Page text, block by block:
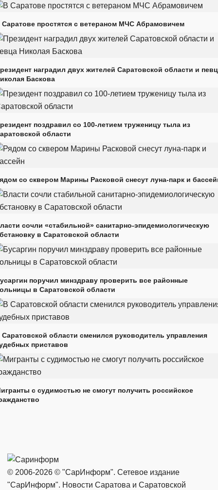
Саратове простятся с ветераном МЧС Абрамовичем
наградил двух жителей Саратовской области и
Баскова
поздравил со 100-летием труженицу тыла из
области
со сквером Марины Расковой снесут луна-парк и
сочли «стабильной» санитарно-эпидемиологическую
в Саратовской области
поручил минздраву проверить все районные
в Саратовской области
Саратовской области сменился руководитель управления
приставов
с судимостью не смогут получить российское
© 2006-2026 © "СарИнформ". Сетевое издание
"СарИнформ". Новости Саратова и Саратовской